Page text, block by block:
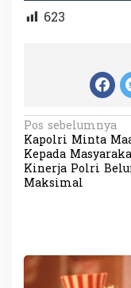
623
N
a
v
s
Pos sebelumnya
Kapolri Minta
Kepada
Kinerja Polri
Maksimal